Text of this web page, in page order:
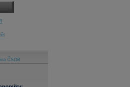
ČSOB